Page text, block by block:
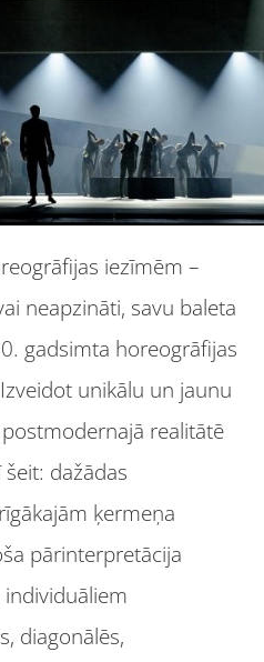
iezīmēm –
neapzināti, savu baleta
gadsimta horeogrāfijas
unikālu un jaunu
realitātē
dažādas
ķermeņa
pārinterpretācija
diagonālēs,